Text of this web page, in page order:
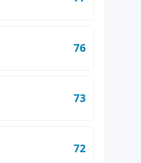
76
73
72